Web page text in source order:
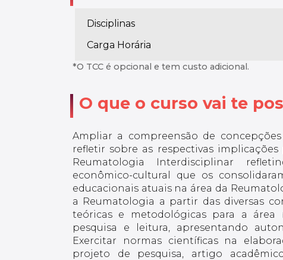
Disciplinas
Carga Horária
*O TCC é opcional e tem custo adicional.
O que o curso vai te
Ampliar a compreensão de
refletir sobre as respectivas
Reumatologia Interdisciplinar
econômico-cultural que os
educacionais atuais na área da
a Reumatologia a partir das diversas
teóricas e metodológicas para a área
pesquisa e leitura, apresentando
Exercitar normas científicas na
projeto de pesquisa, artigo